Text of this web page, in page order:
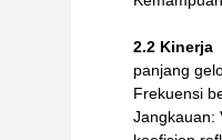
2.2 Kinerja
panjang
Frekuensi
Jangkauan: